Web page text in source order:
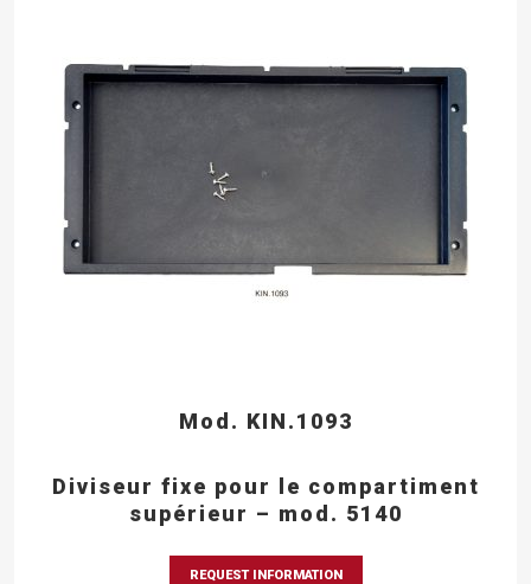
Mod. KIN.1093
Diviseur fixe pour le compartiment
supérieur – mod. 5140
REQUEST INFORMATION